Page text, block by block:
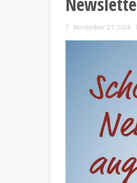
November 21, 2024